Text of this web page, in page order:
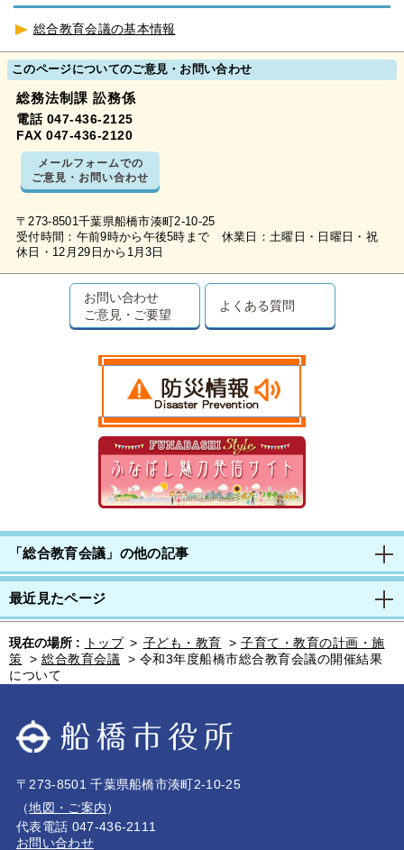
総合教育会議の基本情報
このページについてのご意見・お問い合わせ
総務法制課 訟務係
電話 047-436-2125
FAX 047-436-2120
メールフォームでの
ご意見・お問い合わせ
〒273-8501千葉県船橋市湊町2-10-25
受付時間：午前9時から午後5時まで 休業日：土曜日・日曜日・祝
休日・12月29日から1月3日
お問い合わせ
ご意見・ご要望
よくある質問
「総合教育会議」の他の記事
最近見たページ
現在の場所 : トップ > 子ども・教育 > 子育て・教育の計画・施
策 > 総合教育会議 > 令和3年度船橋市総合教育会議の開催結果
について
〒273-8501 千葉県船橋市湊町2-10-25
（地図・ご案内）
代表電話 047-436-2111
お問い合わせ